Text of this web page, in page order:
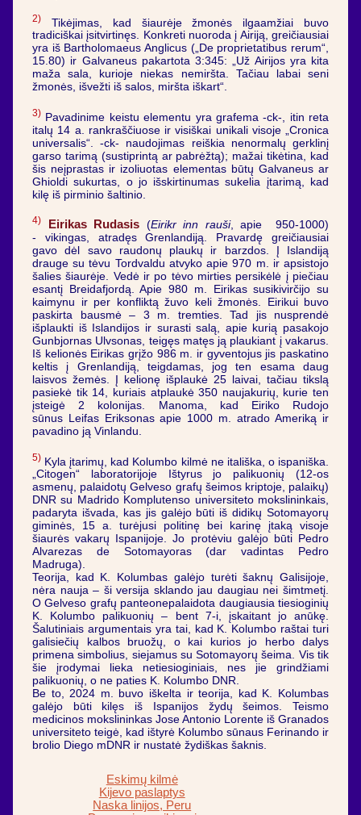
2)
Tikėjimas, kad šiaurėje žmonės ilgaamžiai buvo
tradiciškai įsitvirtinęs. Konkreti nuoroda į Airiją, greičiausiai
yra iš Bartholomaeus Anglicus („De proprietatibus rerum“,
15.80) ir Galvaneus pakartota 3:345: „Už Airijos yra kita
maža sala, kurioje niekas nemiršta. Tačiau labai seni
žmonės, išvežti iš salos, miršta iškart“.
3) Pavadinime keistu elementu yra grafema -ck-, itin reta
italų 14 a. rankraščiuose ir visiškai unikali visoje „Cronica
universalis“. -ck- naudojimas reiškia nenormalų gerklinį
garso tarimą (sustiprintą ar pabrėžtą); mažai tikėtina, kad
šis neįprastas ir izoliuotas elementas būtų Galvaneus ar
Ghioldi sukurtas, o jo išskirtinumas sukelia įtarimą, kad
kilę iš pirminio šaltinio.
4) Eirikas Rudasis (Eirikr inn rauši, apie 950-1000)
- vikingas, atradęs Grenlandiją. Pravardę greičiausiai
gavo dėl savo raudonų plaukų ir barzdos. Į Islandiją
drauge su tėvu Tordvaldu atvyko apie 970 m. ir apsistojo
šalies šiaurėje. Vedė ir po tėvo mirties persikėlė į piečiau
esantį Breidafjordą. Apie 980 m. Eirikas susikivirčijo su
kaimynu ir per konfliktą žuvo keli žmonės. Eirikui buvo
paskirta bausmė – 3 m. tremties. Tad jis nusprendė
išplaukti iš Islandijos ir surasti salą, apie kurią pasakojo
Gunbjornas Ulvsonas, teigęs matęs ją plaukiant į vakarus.
Iš kelionės Eirikas grįžo 986 m. ir gyventojus jis paskatino
keltis į Grenlandiją, teigdamas, jog ten esama daug
laisvos žemės. Į kelionę išplaukė 25 laivai, tačiau tikslą
pasiekė tik 14, kuriais atplaukė 350 naujakurių, kurie ten
įsteigė 2 kolonijas. Manoma, kad Eiriko Rudojo
sūnus Leifas Eriksonas apie 1000 m. atrado Ameriką ir
pavadino ją Vinlandu.
5) Kyla įtarimų, kad Kolumbo kilmė ne itališka, o ispaniška.
„Citogen“ laboratorijoje Ištyrus jo palikuonių (12-os
asmenų, palaidotų Gelveso grafų šeimos kriptoje, palaikų)
DNR su Madrido Komplutenso universiteto mokslininkais,
padaryta išvada, kas jis galėjo būti iš didikų Sotomayorų
giminės, 15 a. turėjusi politinę bei karinę įtaką visoje
šiaurės vakarų Ispanijoje. Jo protėviu galėjo būti Pedro
Alvarezas de Sotomayoras (dar vadintas Pedro
Madruga).
Teorija, kad K. Kolumbas galėjo turėti šaknų Galisijoje,
nėra nauja – ši versija sklando jau daugiau nei šimtmetį.
O Gelveso grafų panteonepalaidota daugiausia tiesioginių
K. Kolumbo palikuonių – bent 7-i, įskaitant jo anūkę.
Šalutiniais argumentais yra tai, kad K. Kolumbo raštai turi
galisiečių kalbos bruožų, o kai kurios jo herbo dalys
primena simbolius, siejamus su Sotomayorų šeima. Vis tik
šie įrodymai lieka netiesioginiais, nes jie grindžiami
palikuonių, o ne paties K. Kolumbo DNR.
Be to, 2024 m. buvo iškelta ir teorija, kad K. Kolumbas
galėjo būti kilęs iš Ispanijos žydų šeimos. Teismo
medicinos mokslininkas Jose Antonio Lorente iš Granados
universiteto teigė, kad ištyrė Kolumbo sūnaus Ferinando ir
brolio Diego mDNR ir nustatė žydiškas šaknis.
Eskimų kilmė
Kijevo paslaptys
Naska linijos, Peru